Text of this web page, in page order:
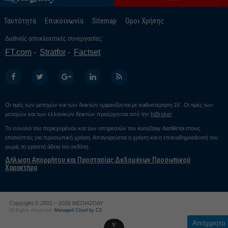
Ταυτότητα Επικοινωνία Sitemap Οροι Χρήσης
Διεθνείς αποκλειστικές συνεργασίες:
FT.com Stratfor Factset
Οι τιμές των μετοχών και των δεικτών εμφανίζονται με καθυστέρηση 15’. Οι τιμές των
μετοχών και των ελληνικών δεικτών προέρχονται από την InBroker
Το σύνολο του περιεχομένου και των υπηρεσιών του euro2day διατίθεται στους
επισκέπτες για προσωπική χρήση. Απαγορεύεται η χρήση και η επαναδημοσίευσή του
χωρίς τη γραπτή άδεια του εκδότη.
Δήλωση Απορρήτου και Προστασίας Δεδομένων Προσωπικού
Χαρακτήρα
Copyright © 2001 – 2026 MEDIA2DAY
All Rights Reserved. Managed Cloud by C2
v Απόρρητο